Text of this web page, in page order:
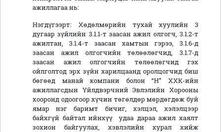
ажиллагаа нь:
Нэгдүгээрт: Хөдөлмөрийн тухай хуулийн 3
дугаар зүйлийн 3.1.1-т заасан ажил олгогч, 3.1.2-т
ажилтан, 3.1.4-т заасан хамтын гэрээ, 3.1.6-д
заасан ажил олгогчийн төлөөлөгчид, 3.1.7-д
заасан ажил олгогчийн төлөөлөгчид гэх
ойлголтод эрх зүйн харилцаанд оролцогчид биш
бөгөөд манай компани болон “Н” ХХК-ийн
ажиллагсдын Үйлдвэрчний Эвлэлийн Хорооны
хооронд одоогоор хүчин төгөлдөр мөрдөгдөж буй
ямар нэг баримт бичиг, хэлцэл, хэлэлцээр
байхгүй байтал ийнхүү удаа дараа ажил хаялт
зохион байгуулах, хэвлэлийн хурал хийж